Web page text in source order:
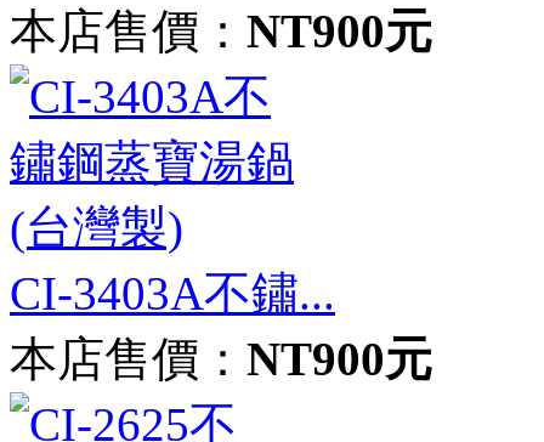
本店售價： NT900元
CI-3403A不鏽...
本店售價： NT900元